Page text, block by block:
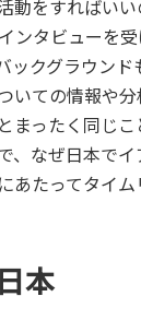
動をすればい
ンタビューを
ックグラウン
いての情報や
まったく同じ
、なぜ日本で
あたってタイ
本